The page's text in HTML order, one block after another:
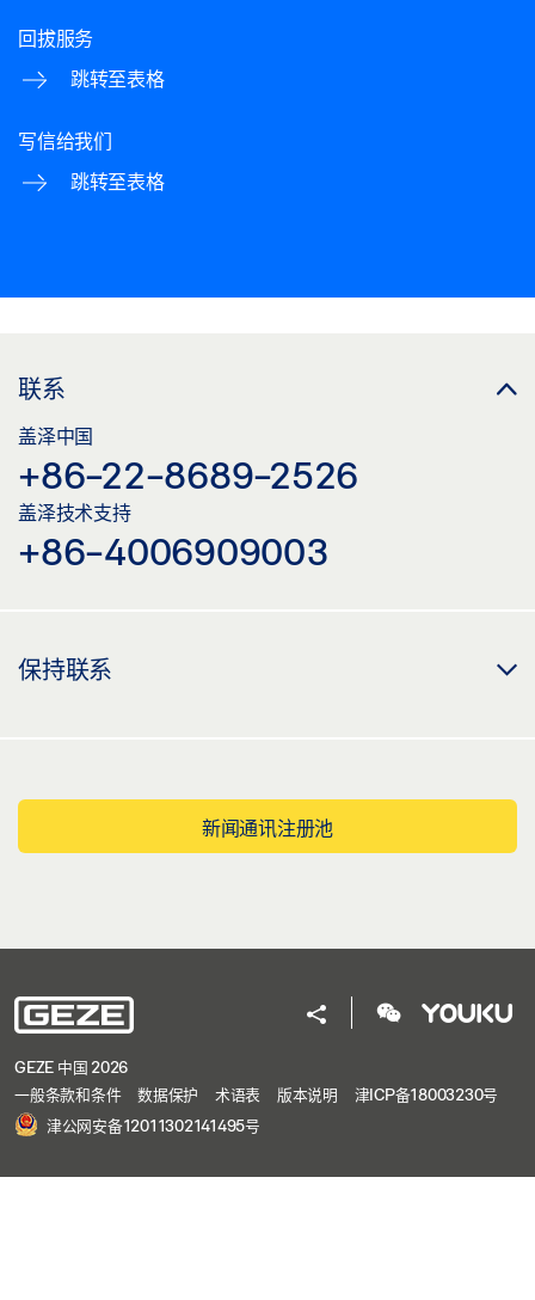
回拔服务
跳转至表格
写信给我们
跳转至表格
联系
盖泽中国
+86-22-8689-2526
盖泽技术支持
+86-4006909003
保持联系
新闻通讯注册池
GEZE 中国 2026
一般条款和条件
数据保护 术语表 版本说明
津ICP备18003230号
津公网安备12011302141495号